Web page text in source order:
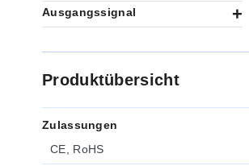
Ausgangssignal
Produktübersicht
Zulassungen
CE, RoHS